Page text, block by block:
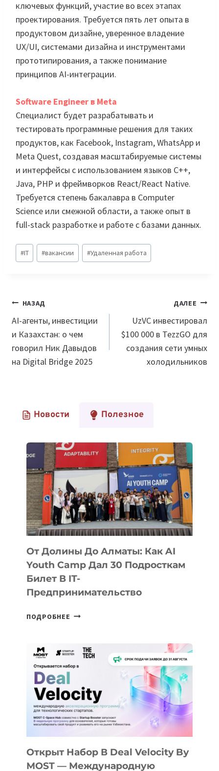
ключевых функций, участие во всех этапах
проектирования. Требуется пять лет опыта в
продуктовом дизайне, уверенное владение
UX/UI, системами дизайна и инструментами
прототипирования, а также понимание
принципов AI-интеграции.
Software Engineer в Meta
Специалист будет разрабатывать и
тестировать программные решения для таких
продуктов, как Facebook, Instagram, WhatsApp и
Meta Quest, создавая масштабируемые системы
и интерфейсы с использованием языков C++,
Java, PHP и фреймворков React/React Native.
Требуется степень бакалавра в Computer
Science или смежной области, а также опыт в
full-stack разработке и работе с базами данных.
Метки
записи:
#IT #вакансии #Удаленная работа
Навигация
по
записям
НАЗАД
AI-агенты, инвестиции
и Казахстан: о чем
говорил Ник Давыдов
на Digital Bridge 2025
ДАЛЕЕ
UzVC инвестировал
$100 000 в TezzGO для
создания сети умных
холодильников
Новости Полезное
От Долины До Алматы: Как AI
Youth Camp Дал 30 Подросткам
Билет В IT-
Предпринимательство
ПОДРОБНЕЕ ОТ
АЛМАТЫ:
КАК
AI
YOUTH
CAMP
ДАЛ
30
ПОДРОСТКАМ
БИЛЕТ
В
Открыт Набор В Deal Velocity By
MOST — Международную